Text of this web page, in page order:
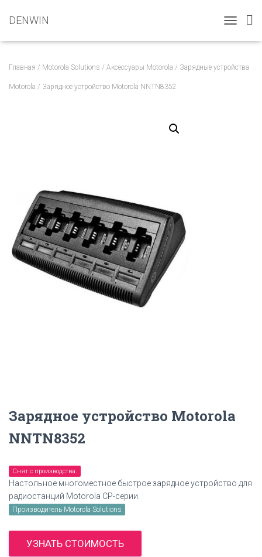
DENWIN
O
G
Главная / Motorola Solutions / Аксессуары Motorola / Зарядные устройства
Motorola / Зарядное устройство Motorola NNTN8352
Зарядное устройство Motorola
NNTN8352
Снят с производства.
Настольное многоместное быстрое зарядное устройство для
радиостанций Motorola CP-серии.
Производитель Motorola Solutions
УЗНАТЬ СТОИМОСТЬ